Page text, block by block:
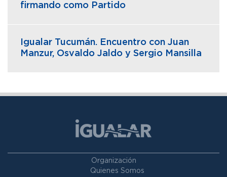
firmando como Partido
Igualar Tucumán. Encuentro con Juan
Manzur, Osvaldo Jaldo y Sergio Mansilla
Organización
Quienes Somos